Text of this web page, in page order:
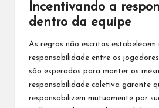
Incentivando a
dentro da equipe
As regras não escritas estabelecem
responsabilidade entre os
são esperados para manter os
responsabilidade coletiva garante
responsabilizem mutuamente por